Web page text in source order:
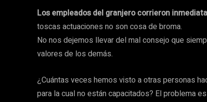
Los empleados del granjero corrieron
toscas actuaciones no son cosa de broma.
No nos dejemos llevar del mal consejo que
valores de los demás.
¿Cuántas veces hemos visto a otras personas
para la cual no están capacitados? El problema